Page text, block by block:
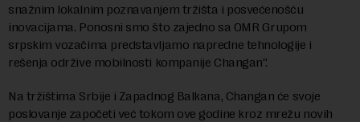
snažnim lokalnim poznavanjem tržišta i posvećenošću
inovacijama. Ponosni smo što zajedno sa OMR Grupom
srpskim vozačima predstavljamo napredne tehnologije i
rešenja održive mobilnosti kompanije Changan“.
Na tržištima Srbije i Zapadnog Balkana, Changan će svoje
poslovanje započeti već tokom ove godine kroz mrežu novih